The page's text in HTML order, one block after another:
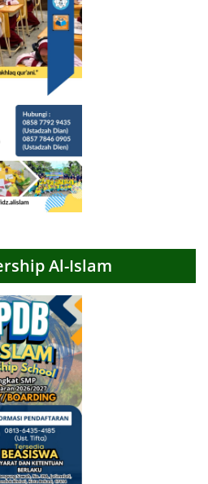
Al-Islam